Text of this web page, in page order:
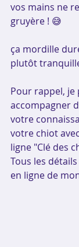
vos mains ne
gruyère ! 😅
ça mordille
plutôt
Pour rappel, je
accompagner
votre
votre chiot
ligne "Clé des
Tous les
en ligne de